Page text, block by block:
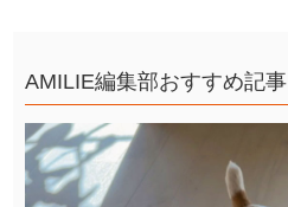
AMILIE編集部おすすめ記事